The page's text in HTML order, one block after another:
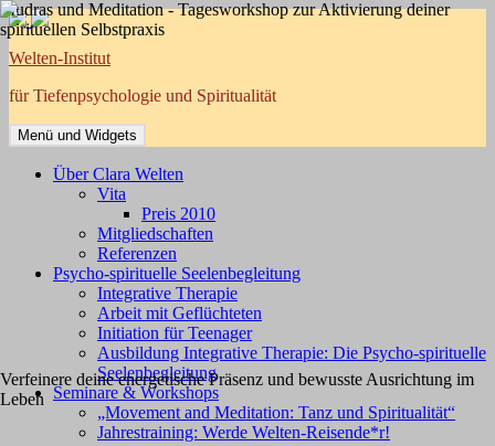
Zum
Inhalt
springen
Welten-Institut
für Tiefenpsychologie und Spiritualität
Menü und Widgets
Über Clara Welten
Vita
Preis 2010
Mitgliedschaften
Referenzen
Psycho-spirituelle Seelenbegleitung
Integrative Therapie
Arbeit mit Geflüchteten
Initiation für Teenager
Ausbildung Integrative Therapie: Die Psycho-spirituelle
Seelenbegleitung
Seminare & Workshops
„Movement and Meditation: Tanz und Spiritualität“
Jahrestraining: Werde Welten-Reisende*r!
Mudras und Meditation - Tagesworkshop zur Aktivierung deiner
spirituellen Selbstpraxis
Verfeinere deine energetische Präsenz und bewusste Ausrichtung im
Leben